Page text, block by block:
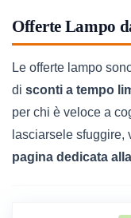
Offerte Lampo
Le offerte lampo
di sconti a tempo
per chi è veloce a
lasciarsele sfuggire,
pagina dedicata